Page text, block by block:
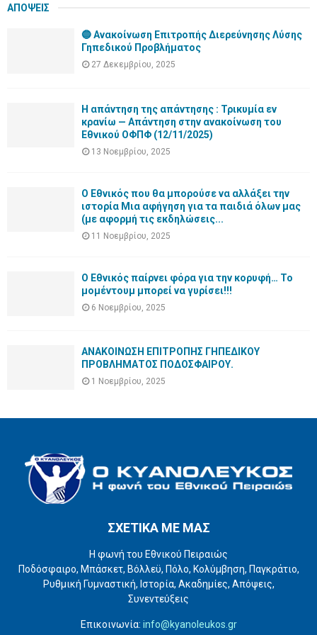
ΑΠΟΨΕΙΣ
🔵 Ανακοίνωση Επιτροπής Διερεύνησης Λύσης
Γηπεδικού Προβλήματος
27 Δεκεμβρίου, 2025
Η απάντηση της απάντησης : Τρικυμία εν
κρανίω — Απάντηση στην ανακοίνωση του
Εθνικού ΟΦΠΦ (12/11/2025)
13 Νοεμβρίου, 2025
Ο Εθνικός που θα μπορούσε να αλλάξει την
ιστορία Μια αφήγηση για τα παιδιά όλων μας
(με αφορμή τις εκδηλώσεις...
11 Νοεμβρίου, 2025
Ο Εθνικός παίρνει φόρα για την κορυφή… Το
μομέντουμ μπορεί να γυρίσει!!!
6 Νοεμβρίου, 2025
ΑΝΑΚΟΙΝΩΣΗ ΕΠΙΤΡΟΠΗΣ ΓΗΠΕΔΙΚΟΥ
ΠΡΟΒΛΗΜΑΤΟΣ ΠΟΔΟΣΦΑΙΡΟΥ.
1 Νοεμβρίου, 2025
ΣΧΕΤΙΚΑ ΜΕ ΜΑΣ
Η φωνή του Εθνικού Πειραιώς
Ποδόσφαιρο, Μπάσκετ, Βόλλεϋ, Πόλο, Κολύμβηση, Παγκράτιο,
Ρυθμική Γυμναστική, Ιστορία, Ακαδημίες, Απόψεις,
Συνεντεύξεις
Επικοινωνία: info@kyanoleukos.gr